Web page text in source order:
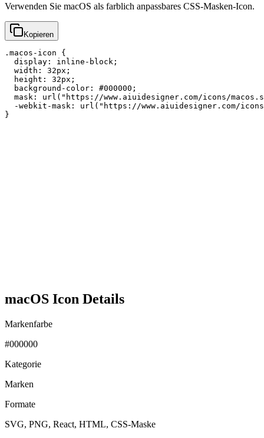
Verwenden Sie macOS als farblich anpassbares CSS-Masken-Icon.
Kopieren
.macos-icon {
  display: inline-block;
  width: 32px;
  height: 32px;
  background-color: #000000;
mask: url("https://www.aiuidesigner.com/icons/
-webkit-mask: url("https://www.aiuidesigner.com/
}
macOS Icon Details
Markenfarbe
#000000
Kategorie
Marken
Formate
SVG, PNG, React, HTML, CSS-Maske